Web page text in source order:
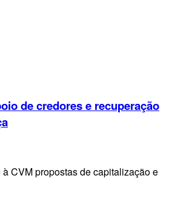
de credores e recuperação
CVM propostas de capitalização e